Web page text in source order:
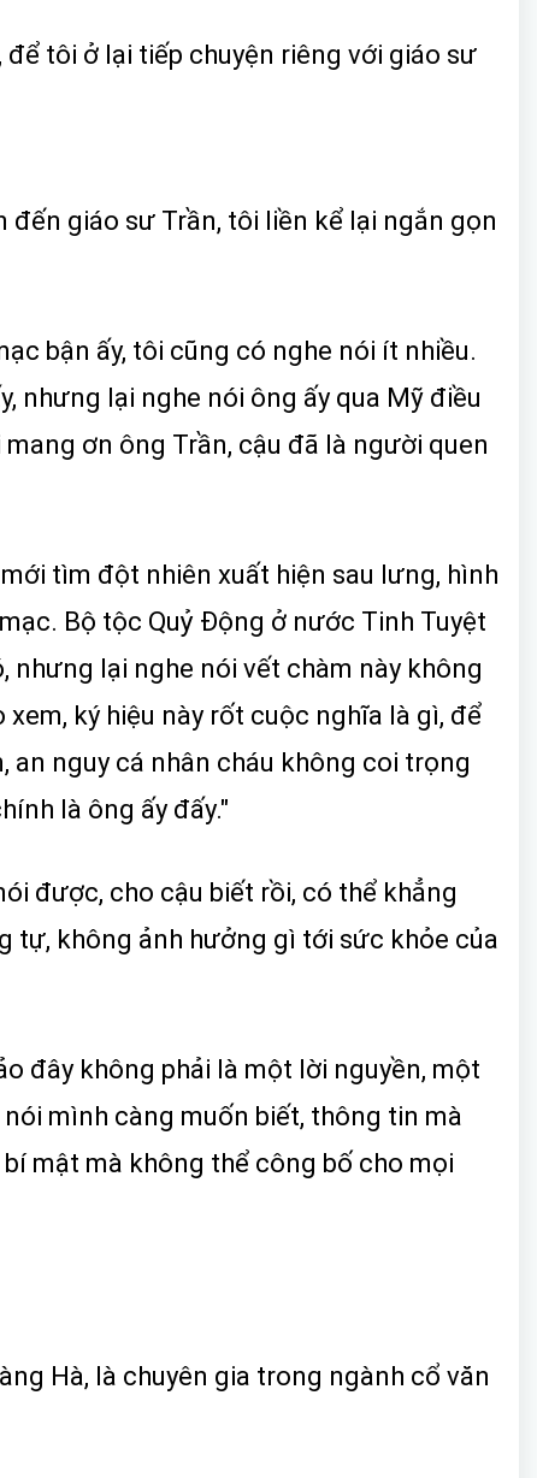
tôi ở lại tiếp chuyện riêng với giáo sư
giáo sư Trần, tôi liền kể lại ngắn gọn
bận ấy, tôi cũng có nghe nói ít nhiều.
nhưng lại nghe nói ông ấy qua Mỹ điều
ơn ông Trần, cậu đã là người quen
tìm đột nhiên xuất hiện sau lưng, hình
Bộ tộc Quỷ Động ở nước Tinh Tuyệt
lại nghe nói vết chàm này không
ký hiệu này rốt cuộc nghĩa là gì, để
an nguy cá nhân cháu không coi trọng
là ông ấy đấy."
được, cho cậu biết rồi, có thể khẳng
tự, không ảnh hưởng gì tới sức khỏe của
đây không phải là một lời nguyền, một
mình càng muốn biết, thông tin mà
mật mà không thể công bố cho mọi
Hà, là chuyên gia trong ngành cổ văn